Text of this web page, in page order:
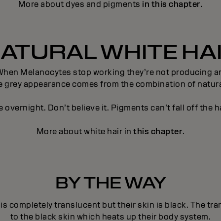
More about dyes and pigments in this chapter.
WHITE
Melanocytes stop working they’re not producing
grey appearance comes from the combination of
Don’t believe it. Pigments can’t fall off the
More about white hair in this chapter.
BY THE WAY
is completely translucent but their skin is black. The
to the black skin which heats up their body system.